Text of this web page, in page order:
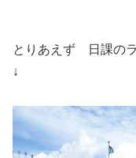
とりあえず 日課の
↓